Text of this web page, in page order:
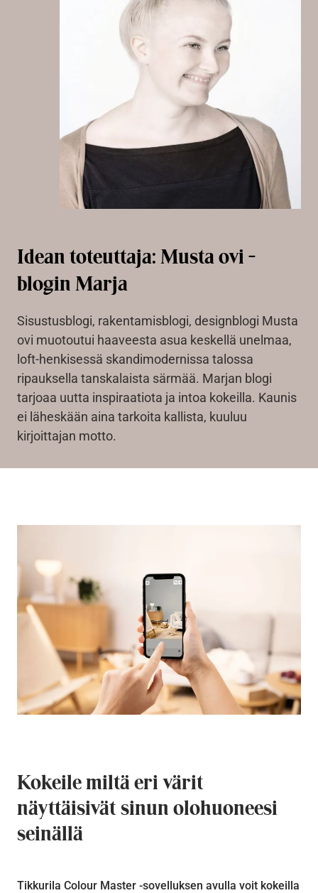
Idean toteuttaja: Musta ovi -
blogin Marja
Sisustusblogi, rakentamisblogi, designblogi Musta
ovi muotoutui haaveesta asua keskellä unelmaa,
loft-henkisessä skandimodernissa talossa
ripauksella tanskalaista särmää. Marjan blogi
tarjoaa uutta inspiraatiota ja intoa kokeilla. Kaunis
ei läheskään aina tarkoita kallista, kuuluu
kirjoittajan motto.
Kokeile miltä eri värit
näyttäisivät sinun olohuoneesi
seinällä
Tikkurila Colour Master -sovelluksen avulla voit kokeilla